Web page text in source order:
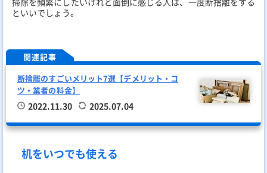
といいでしょう。
関連記事
断捨離のすごいメリット7選【デメリット・コ
ツ・業者の料金】
2022.11.30 2025.07.04
机をいつでも使える